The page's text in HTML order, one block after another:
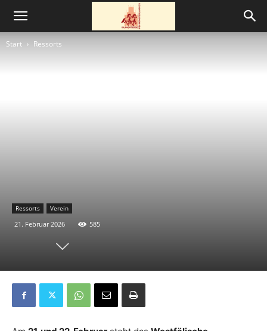
Start Ressorts
Ressorts Verein
21. Februar 2026 585